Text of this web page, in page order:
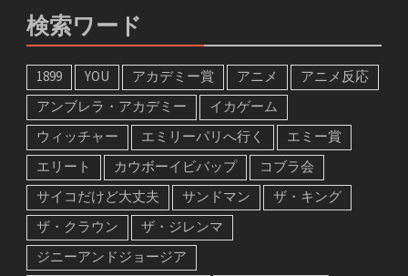
検索ワード
1899 YOU アカデミー賞 アニメ
アニメ反応
アンブレラ・アカデミー
イカゲーム
ウィッチャー
エミリーパリへ行く
エミー賞
エリート
カウボーイビバップ
コブラ会
サイコだけど大丈夫
サンドマン
ザ・キング
ザ・クラウン
ザ・ジレンマ
ジニーアンドジョージア